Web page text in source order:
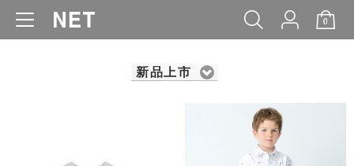
0
WOMEN MEN KIDS BABY
新品上市